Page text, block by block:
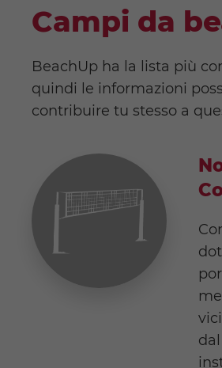
Campi da
BeachUp ha la lista più
quindi le informazioni
contribuire tu stesso a